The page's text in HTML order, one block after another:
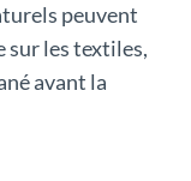
peuvent
sur les textiles,
avant la